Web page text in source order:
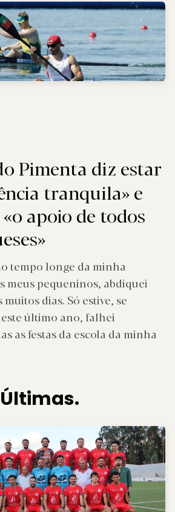
Pimenta diz estar
tranquila» e
apoio de todos
tempo longe da minha
meus pequeninos, abdiquei
dias. Só estive, se
último ano, falhei
as festas da escola da minha
Últimas.